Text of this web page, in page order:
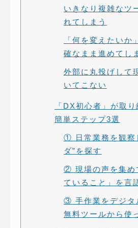
いきなり複雑なツ
れてしまう
「何を変えたいか
確なまま進めてし
外部に丸投げして
いてこない
「DX初心者」が取
簡単ステップ3選
① 日常業務を観察
ダ”を探す
② 現場の声を集め
ていること」を言
③ 手作業をデジタ
無料ツールから使